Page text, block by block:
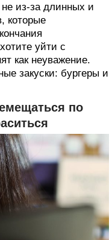
из-за длинных и
которые
уйти с
как неуважение.
закуски: бургеры и
по